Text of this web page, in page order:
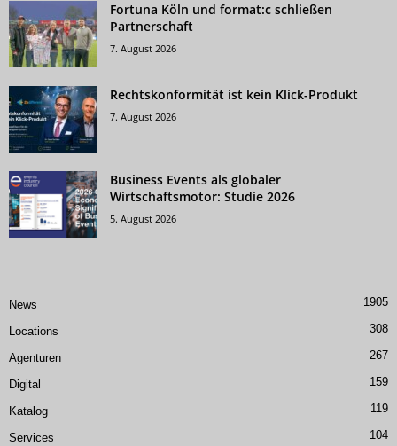
Fortuna Köln und format:c schließen
Partnerschaft
7. August 2026
Rechtskonformität ist kein Klick-Produkt
7. August 2026
Business Events als globaler
Wirtschaftsmotor: Studie 2026
5. August 2026
News 1905
Locations 308
Agenturen 267
Digital 159
Katalog 119
Services 104